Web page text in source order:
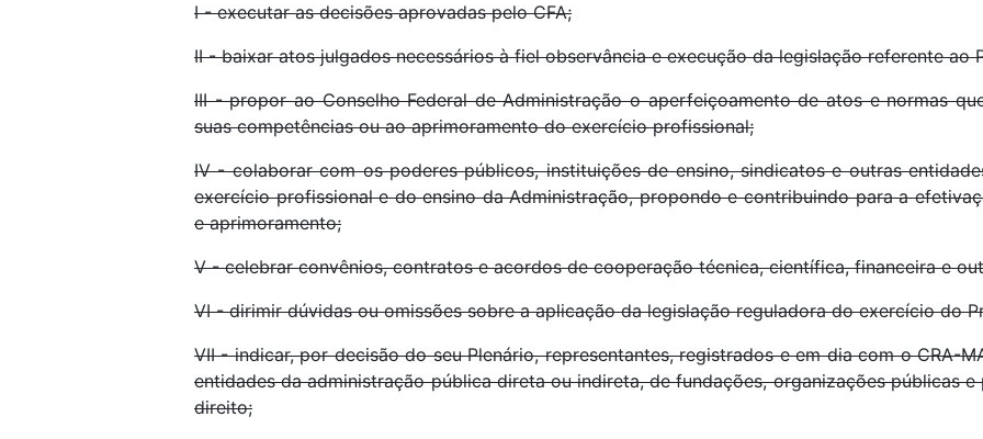
I - executar as decisões aprovadas pelo CFA;
II - baixar atos julgados necessários à fiel observância e execução da legislação referente ao
III - propor ao Conselho Federal de Administração o aperfeiçoamento de atos e normas
suas competências ou ao aprimoramento do exercício profissional;
IV - colaborar com os poderes públicos, instituições de ensino, sindicatos e outras
exercício profissional e do ensino da Administração, propondo e contribuindo para a
e aprimoramento;
V - celebrar convênios, contratos e acordos de cooperação técnica, científica, financeira e
VI - dirimir dúvidas ou omissões sobre a aplicação da legislação reguladora do exercício do
VII - indicar, por decisão do seu Plenário, representantes, registrados e em dia com o CRA-
entidades da administração pública direta ou indireta, de fundações, organizações públicas
direito;